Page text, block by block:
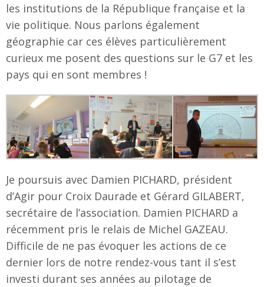
les institutions de la République française et la
vie politique. Nous parlons également
géographie car ces élèves particulièrement
curieux me posent des questions sur le G7 et les
pays qui en sont membres !
Je poursuis avec Damien PICHARD, président
d’Agir pour Croix Daurade et Gérard GILABERT,
secrétaire de l’association. Damien PICHARD a
récemment pris le relais de Michel GAZEAU.
Difficile de ne pas évoquer les actions de ce
dernier lors de notre rendez-vous tant il s’est
investi durant ses années au pilotage de